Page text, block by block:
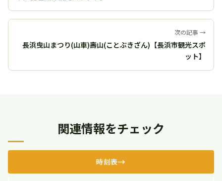
次の記事 →
長浜曳山まつり(山車)壽山(ことぶきざん)【長浜市観光スポ
ット】
関連情報をチェック
時刻表